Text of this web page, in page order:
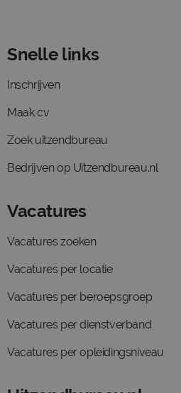
Snelle links
Inschrijven
Maak cv
Zoek uitzendbureau
Bedrijven op Uitzendbureau.nl
Vacatures
Vacatures zoeken
Vacatures per locatie
Vacatures per beroepsgroep
Vacatures per dienstverband
Vacatures per opleidingsniveau